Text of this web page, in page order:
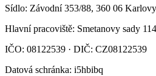
Sídlo: Závodní 353/88, 360 06
Hlavní pracoviště: Smetanovy sady
IČO: 08122539 · DIČ: CZ08122539
Datová schránka: i5hbibq